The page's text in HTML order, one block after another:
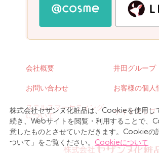
会社概要 井田グループ
お問い合わせ お客様の個人
ステルスマーケティング
について
サイトマップ
株式会社セザンヌ化粧品は、Cookieを使用し
続き、Webサイトを閲覧・利用することで、
意したものとさせていただきます。Cookie
ついて」をご覧ください。 Cookieについて